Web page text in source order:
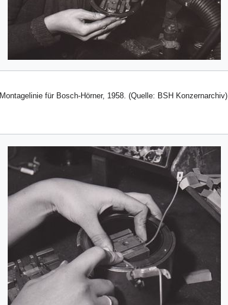
Montagelinie für Bosch-Hörner, 1958. (Quelle: BSH Konzernarchiv)